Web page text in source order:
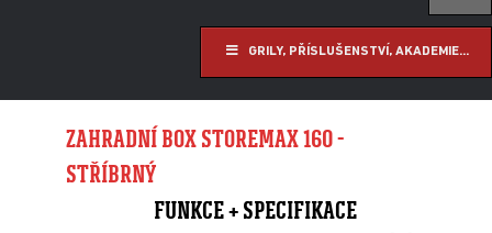
GRILY, PŘÍSLUŠENSTVÍ, AKADEMIE...
ZAHRADNÍ BOX STOREMAX 160 -
STŘÍBRNÝ
FUNKCE + SPECIFIKACE